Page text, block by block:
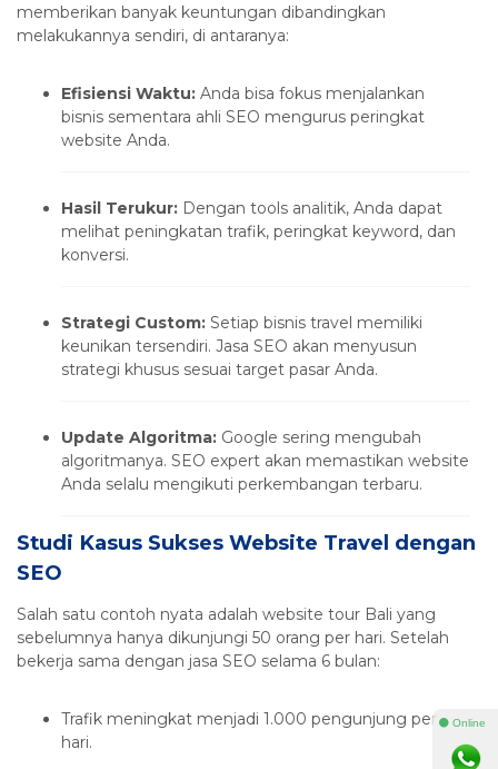
memberikan banyak keuntungan dibandingkan
melakukannya sendiri, di antaranya:
Efisiensi Waktu: Anda bisa fokus menjalankan
bisnis sementara ahli SEO mengurus peringkat
website Anda.
Hasil Terukur: Dengan tools analitik, Anda dapat
melihat peningkatan trafik, peringkat keyword, dan
konversi.
Strategi Custom: Setiap bisnis travel memiliki
keunikan tersendiri. Jasa SEO akan menyusun
strategi khusus sesuai target pasar Anda.
Update Algoritma: Google sering mengubah
algoritmanya. SEO expert akan memastikan website
Anda selalu mengikuti perkembangan terbaru.
Studi Kasus Sukses Website Travel dengan
SEO
Salah satu contoh nyata adalah website tour Bali yang
sebelumnya hanya dikunjungi 50 orang per hari. Setelah
bekerja sama dengan jasa SEO selama 6 bulan:
Trafik meningkat menjadi 1.000 pengunjung per
hari.
⚫ Online